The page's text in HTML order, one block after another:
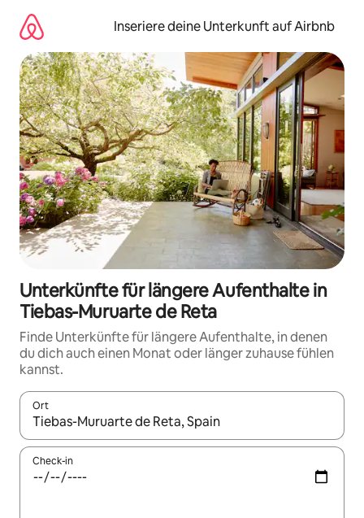
Inhalten
springen
Inseriere deine Unterkunft auf Airbnb
Unterkünfte für längere Aufenthalte in
Tiebas-Muruarte de Reta
Finde Unterkünfte für längere Aufenthalte, in denen
du dich auch einen Monat oder länger zuhause fühlen
kannst.
Ort
Wenn Ergebnisse verfügbar sind, navigiere mit den
Check-in